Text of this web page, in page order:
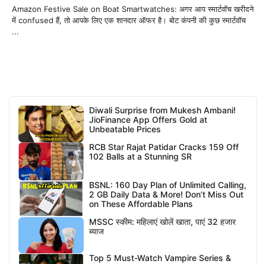
Amazon Festive Sale on Boat Smartwatches: अगर आप स्मार्टवॉच खरीदने
में confused हैं, तो आपके लिए एक शानदार ऑफर है। बोट कंपनी की कुछ स्मार्टवॉच
...
Diwali Surprise from Mukesh Ambani!
JioFinance App Offers Gold at
Unbeatable Prices
RCB Star Rajat Patidar Cracks 159 Off
102 Balls at a Stunning SR
BSNL: 160 Day Plan of Unlimited Calling,
2 GB Daily Data & More! Don’t Miss Out
on These Affordable Plans
MSSC स्कीम: महिलाएं खोलें खाता, पाएं 32 हजार
ब्याज
Top 5 Must-Watch Vampire Series &